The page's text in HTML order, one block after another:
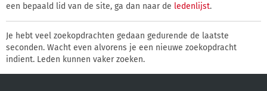
een bepaald lid van de site, ga dan naar de ledenlijst.
Je hebt veel zoekopdrachten gedaan gedurende de laatste
seconden. Wacht even alvorens je een nieuwe zoekopdracht
indient. Leden kunnen vaker zoeken.